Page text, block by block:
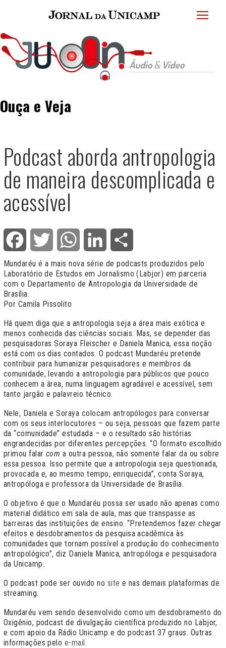
JU
Ouça e Veja
Podcast aborda antropologia
de maneira descomplicada e
acessível
Facebook Twitter WhatsApp LinkedIn
Mundaréu é a mais nova série de podcasts produzidos pelo
Laboratório de Estudos em Jornalismo (Labjor) em parceria
com o Departamento de Antropologia da Universidade de
Brasília.
Por Camila Pissolito
Há quem diga que a antropologia seja a área mais exótica e
menos conhecida das ciências sociais. Mas, se depender das
pesquisadoras Soraya Fleischer e Daniela Manica, essa noção
está com os dias contados. O podcast Mundaréu pretende
contribuir para humanizar pesquisadores e membros da
comunidade, levando a antropologia para públicos que pouco
conhecem a área, numa linguagem agradável e acessível, sem
tanto jargão e palavreio técnico.
Nele, Daniela e Soraya colocam antropólogos para conversar
com os seus interlocutores – ou seja, pessoas que fazem parte
da “comunidade” estudada – e o resultado são histórias
engrandecidas por diferentes percepções. “O formato escolhido
primou falar com a outra pessoa, não somente falar da ou sobre
essa pessoa. Isso permite que a antropologia seja questionada,
provocada e, ao mesmo tempo, enriquecida”, conta Soraya,
antropóloga e professora da Universidade de Brasília.
O objetivo é que o Mundaréu possa ser usado não apenas como
material didático em sala de aula, mas que transpasse as
barreiras das instituições de ensino. “Pretendemos fazer chegar
efeitos e desdobramentos da pesquisa acadêmica às
comunidades que tornam possível a produção do conhecimento
antropológico”, diz Daniela Manica, antropóloga e pesquisadora
da Unicamp.
O podcast pode ser ouvido no site e nas demais plataformas de
streaming.
Mundaréu vem sendo desenvolvido como um desdobramento do
Oxigênio, podcast de divulgação científica produzido no Labjor,
e com apoio da Rádio Unicamp e do podcast 37 graus. Outras
informações pelo e-mail.